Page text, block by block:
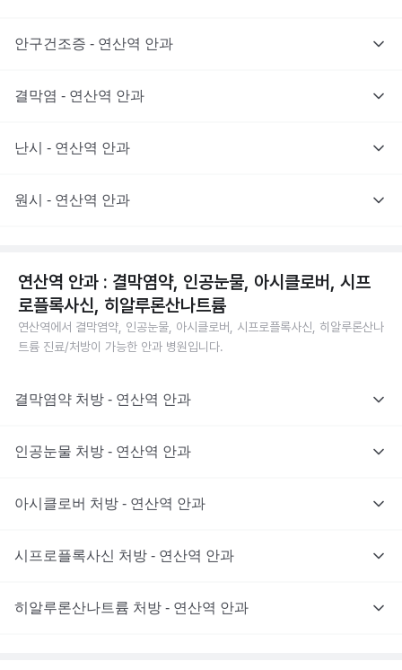
안구건조증 - 연산역 안과
결막염 - 연산역 안과
난시 - 연산역 안과
원시 - 연산역 안과
연산역 안과 : 결막염약, 인공눈물, 아시클로버, 시프
로플록사신, 히알루론산나트륨
연산역에서 결막염약, 인공눈물, 아시클로버, 시프로플록사신, 히알루론산나
트륨 진료/처방이 가능한 안과 병원입니다.
결막염약 처방 - 연산역 안과
인공눈물 처방 - 연산역 안과
아시클로버 처방 - 연산역 안과
시프로플록사신 처방 - 연산역 안과
히알루론산나트륨 처방 - 연산역 안과